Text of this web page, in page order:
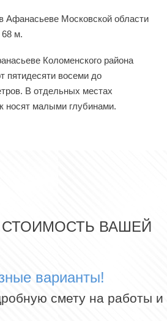
Афанасьеве Московской области
68 м.
Коломенского района
пятидесяти восеми до
В отдельных местах
носят малыми глубинами.
СТОИМОСТЬ ВАШЕЙ
варианты!
смету на работы и